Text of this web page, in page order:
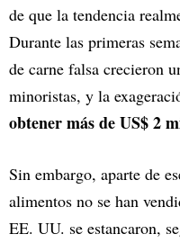
de que la tendencia
Durante las primeras
de carne falsa crecieron
minoristas, y la
obtener más de US$ 2
Sin embargo, aparte de
alimentos no se han
EE. UU. se estancaron,